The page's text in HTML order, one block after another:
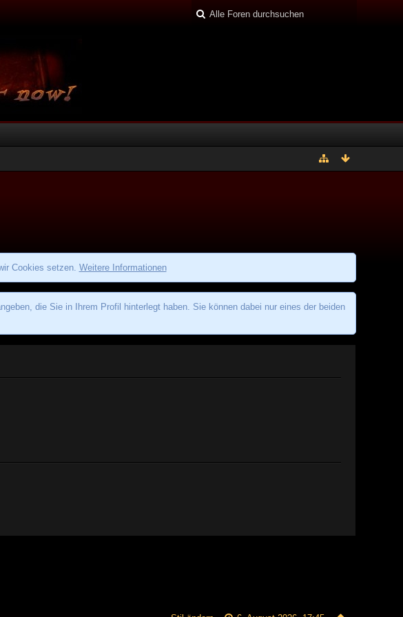
Cookies setzen. Weitere Informationen
die Sie in Ihrem Profil hinterlegt haben. Sie können dabei nur eines der beiden